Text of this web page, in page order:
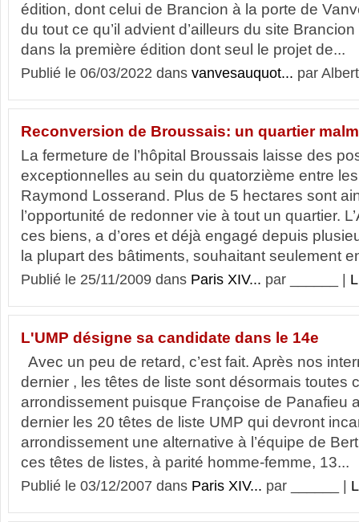
édition, dont celui de Brancion à la porte de
du tout ce qu’il advient d’ailleurs du site
dans la première édition dont seul le projet de...
Publié le 06/03/2022 dans vanvesauquot... par
Reconversion de Broussais: un quartier
La fermeture de l’hôpital Broussais laisse des
exceptionnelles au sein du quatorzième entre
Raymond Losserand. Plus de 5 hectares sont
l’opportunité de redonner vie à tout un quartier.
ces biens, a d’ores et déjà engagé depuis
la plupart des bâtiments, souhaitant seulement
Publié le 25/11/2009 dans Paris XIV... par ______ |
L'UMP désigne sa candidate dans le 14e
Avec un peu de retard, c’est fait. Après nos
dernier , les têtes de liste sont désormais toutes
arrondissement puisque Françoise de Panafieu
dernier les 20 têtes de liste UMP qui devront
arrondissement une alternative à l’équipe de
ces têtes de listes, à parité homme-femme, 13...
Publié le 03/12/2007 dans Paris XIV... par ______ |